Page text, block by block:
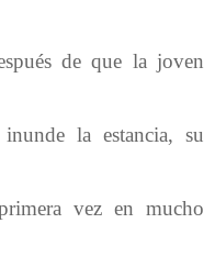
de que la joven
la estancia, su
vez en mucho